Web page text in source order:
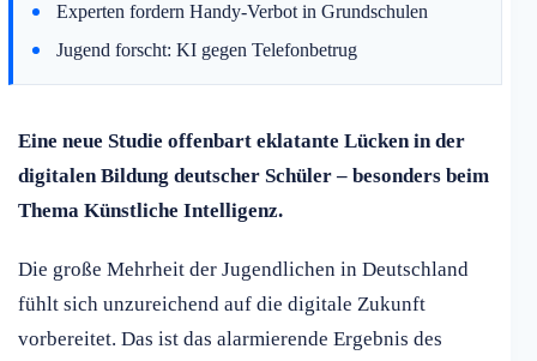
Experten fordern Handy-Verbot in Grundschulen
Jugend forscht: KI gegen Telefonbetrug
Eine neue Studie offenbart eklatante Lücken in der
digitalen Bildung deutscher Schüler – besonders beim
Thema Künstliche Intelligenz.
Die große Mehrheit der Jugendlichen in Deutschland
fühlt sich unzureichend auf die digitale Zukunft
vorbereitet. Das ist das alarmierende Ergebnis des